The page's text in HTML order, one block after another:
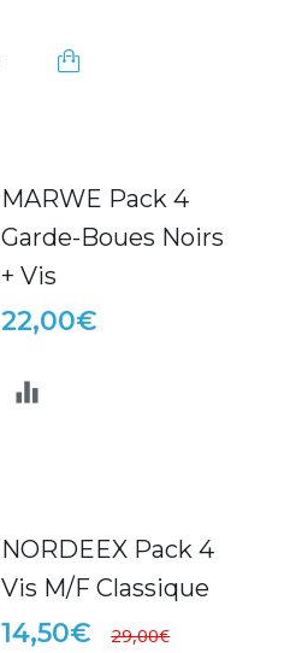
MARWE Pack 4
Garde-Boues Noirs
+ Vis
22,00€
NORDEEX Pack 4
Vis M/F Classique
14,50€ 29,00€